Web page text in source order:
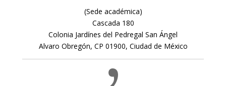
(Sede académica)
Cascada 180
Colonia Jardínes del Pedregal San Ángel
Alvaro Obregón, CP 01900, Ciudad de México